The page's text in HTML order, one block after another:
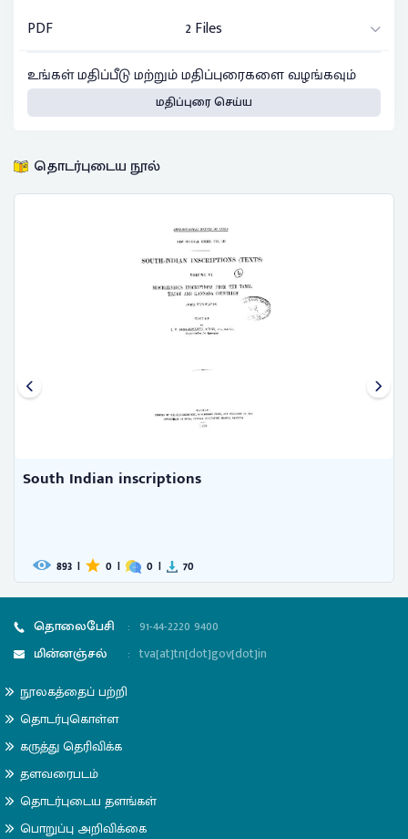
PDF
2 Files
உங்கள் மதிப்பீடு மற்றும் மதிப்புரைகளை வழங்கவும்
மதிப்புரை செய்ய
தொடர்புடைய நூல்
Devere or, the man of
தொலைபேசி : 91-44-2220 9400
மின்னஞ்சல்
: tva[at]tn[dot]gov[dot]in
நூலகத்தைப் பற்றி
தொடர்புகொள்ள
கருத்து தெரிவிக்க
தளவரைபடம்
தொடர்புடைய தளங்கள்
பொறுப்பு அறிவிக்கை